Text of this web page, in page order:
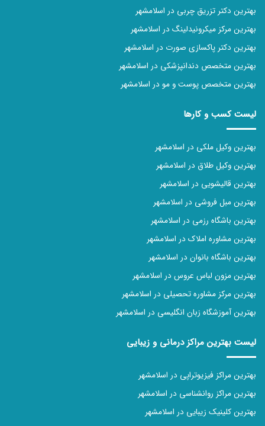
بهترین دکتر تزریق چربی در اسلامشهر
بهترین مرکز میکرونیدلینگ در اسلامشهر
بهترین دکتر پاکسازی صورت در اسلامشهر
بهترین متخصص دندانپزشکی در اسلامشهر
بهترین متخصص پوست و مو در اسلامشهر
لیست کسب و کارها
بهترین وکیل ملکی در اسلامشهر
بهترین وکیل طلاق در اسلامشهر
بهترین قالیشویی در اسلامشهر
بهترین مبل فروشی در اسلامشهر
بهترین باشگاه رزمی در اسلامشهر
بهترین مشاوره املاک در اسلامشهر
بهترین باشگاه بانوان در اسلامشهر
بهترین مزون لباس عروس در اسلامشهر
بهترین مرکز مشاوره تحصیلی در اسلامشهر
بهترین آموزشگاه زبان انگلیسی در اسلامشهر
لیست بهترین مراکز درمانی و زیبایی
بهترین مراکز فیزیوتراپی در اسلامشهر
بهترین مراکز روانشناسی در اسلامشهر
بهترین کلینیک زیبایی در اسلامشهر